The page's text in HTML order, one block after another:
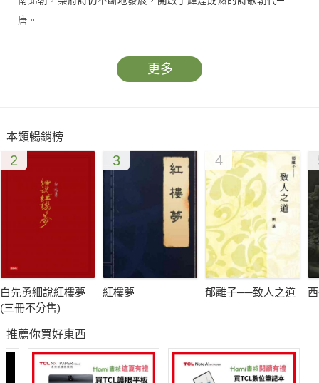
唐。
更多
本類暢銷榜
2
白先勇細說紅樓夢
(三冊不分售)
3
紅樓夢
4
郁離子──致人之道
推薦你買好東西